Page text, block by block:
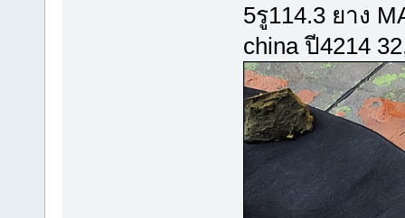
5รู114.3 ยาง
china ปี4214